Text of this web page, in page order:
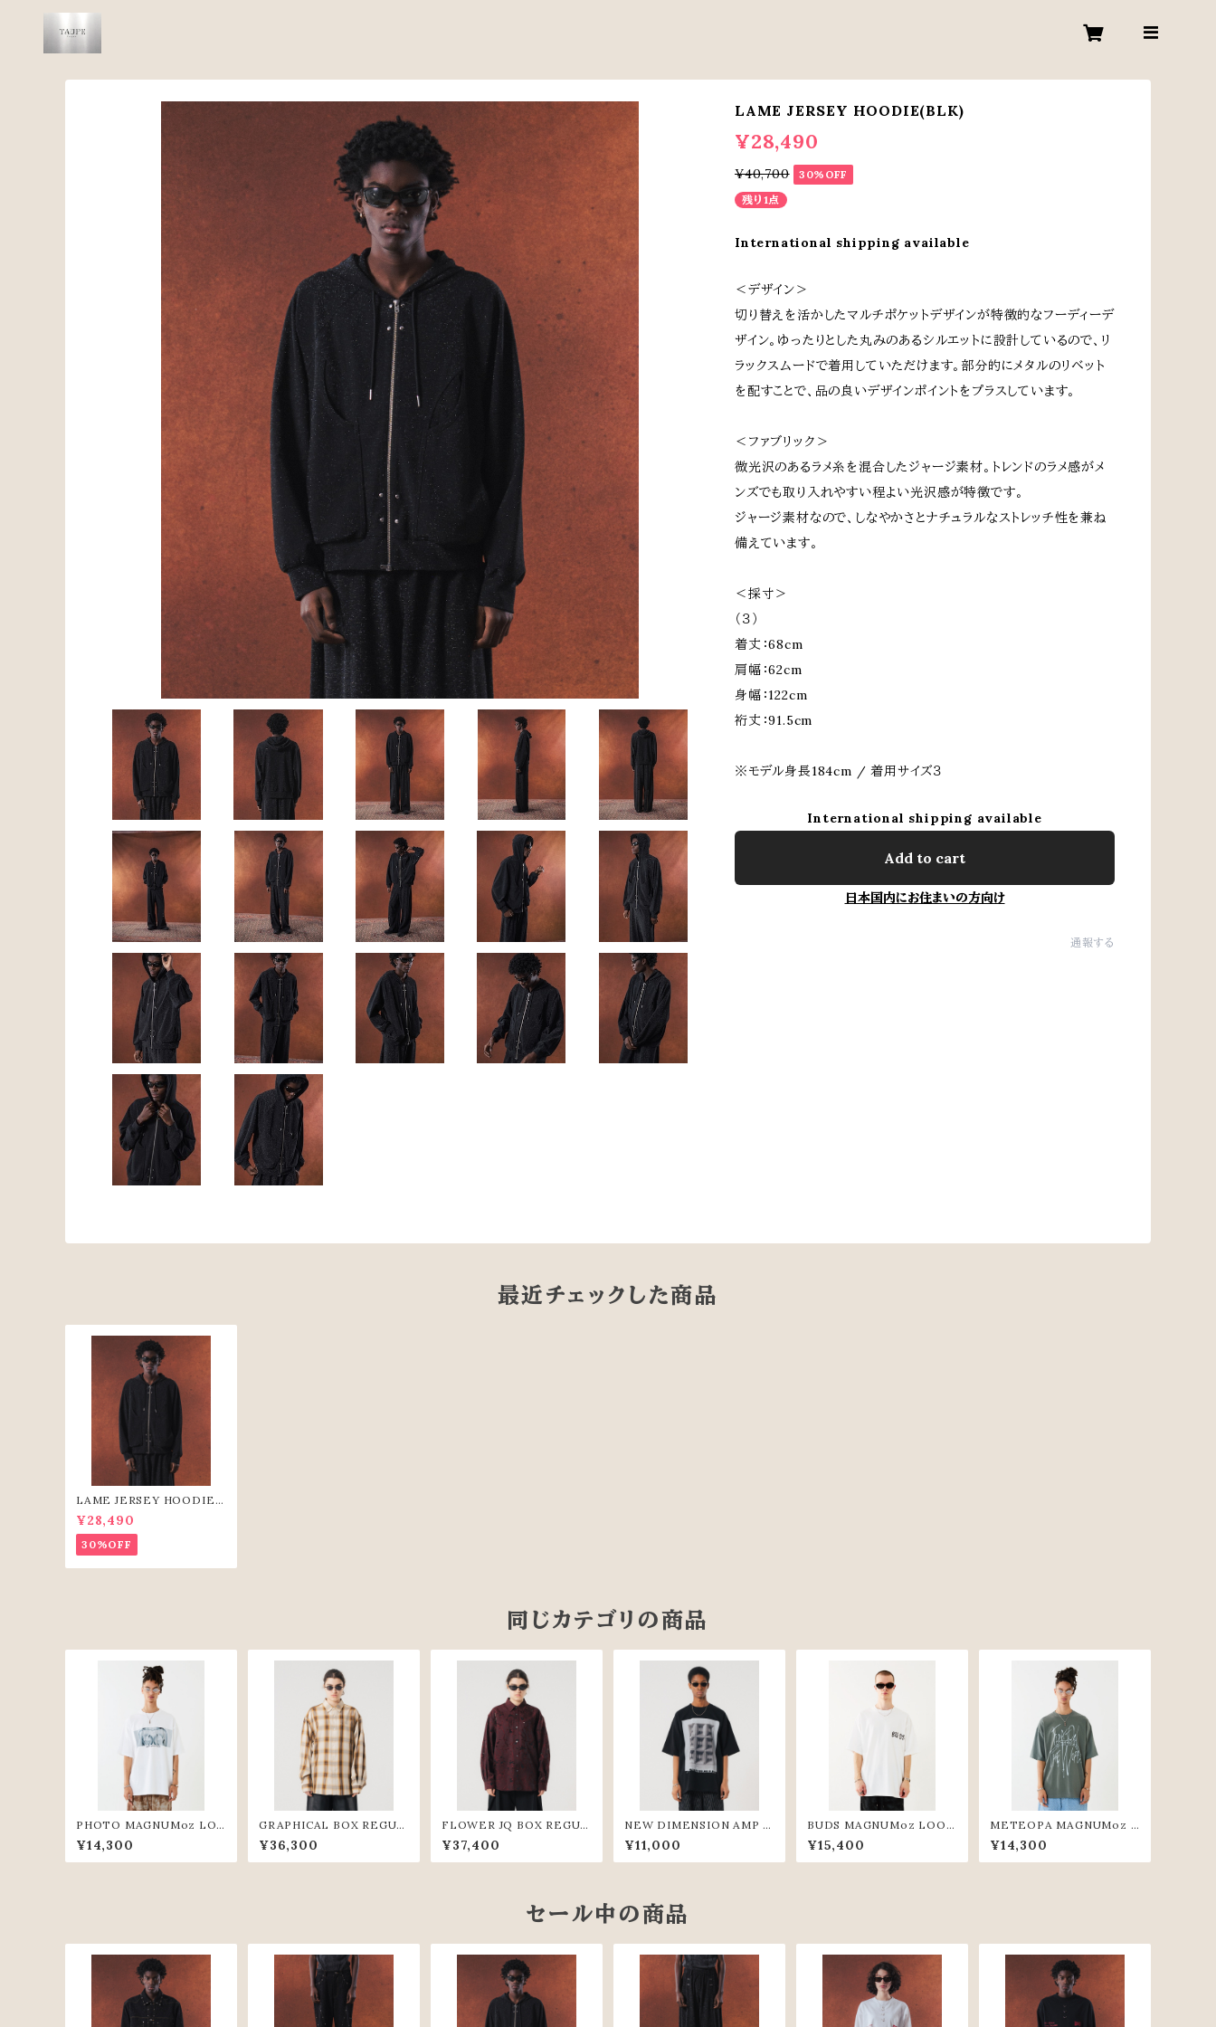
LAME JERSEY HOODIE(BLK)
¥28,490
¥40,700
30%OFF
残り1点
International shipping available
＜デザイン＞
切り替えを活かしたマルチポケットデザインが特徴的なフーディーデ
ザイン。ゆったりとした丸みのあるシルエットに設計しているので、リ
ラックスムードで着用していただけます。部分的にメタルのリベット
を配すことで、品の良いデザインポイントをプラスしています。
＜ファブリック＞
微光沢のあるラメ糸を混合したジャージ素材。トレンドのラメ感がメ
ンズでも取り入れやすい程よい光沢感が特徴です。
ジャージ素材なので、しなやかさとナチュラルなストレッチ性を兼ね
備えています。
＜採寸＞
（３）
着丈：68cm
肩幅：62cm
身幅：122cm
裄丈：91.5cm
※モデル身長184cm / 着用サイズ３
International shipping available
Add to cart
日本国内にお住まいの方向け
通報する
最近チェックした商品
LAME JERSEY HOODIE
(BLK)
¥28,490
30%OFF
同じカテゴリの商品
PHOTO MAGNUMoz LO
OSE TEE(WHT)
¥14,300
GRAPHICAL BOX REGUL
AR SHIRTS (BGE)
¥36,300
FLOWER JQ BOX REGUL
AR SHIRTS (WIN)
¥37,400
NEW DIMENSION AMP T
EE (BLK)
¥11,000
BUDS MAGNUMoz LOOS
E TEE(WHT)
¥15,400
METEOPA MAGNUMoz L
OOSE TEE(KHK)
¥14,300
セール中の商品